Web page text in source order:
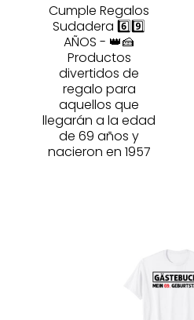
Cumple Regalos
Sudadera 6️⃣9️⃣
AÑOS - 👑🍰
Productos
divertidos de
regalo para
aquellos que
llegarán a la edad
de 69 años y
nacieron en 1957